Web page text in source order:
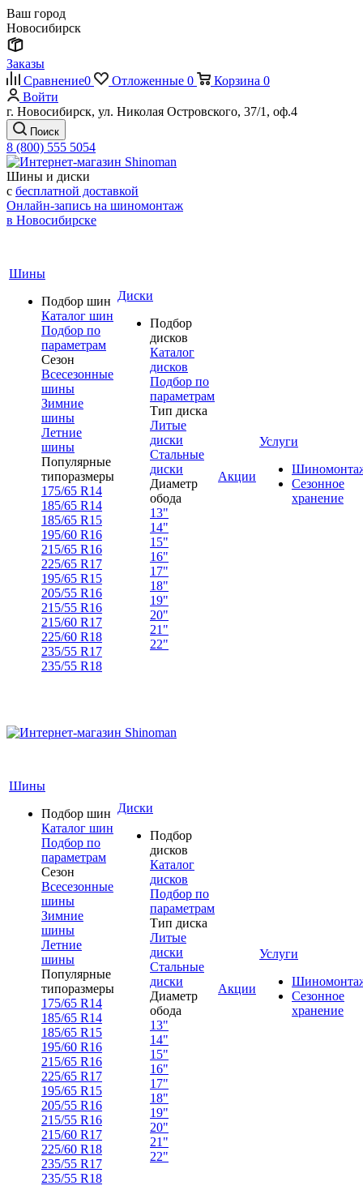
Ваш город
Новосибирск
Заказы
Сравнение0 Отложенные 0 Корзина 0
Войти
г. Новосибирск, ул. Николая Островского, 37/1, оф.4
Поиск
8 (800) 555 5054
Шины и диски
с бесплатной доставкой
Онлайн-запись на шиномонтаж
в Новосибирске
Шины
Подбор шин
Каталог шин
Подбор по
параметрам
Сезон
Всесезонные
шины
Зимние
шины
Летние
шины
Популярные
типоразмеры
175/65 R14
185/65 R14
185/65 R15
195/60 R16
215/65 R16
225/65 R17
195/65 R15
205/55 R16
215/55 R16
215/60 R17
225/60 R18
235/55 R17
235/55 R18
Диски
Подбор
дисков
Каталог
дисков
Подбор по
параметрам
Тип диска
Литые
диски
Стальные
диски
Диаметр
обода
13"
14"
15"
16"
17"
18"
19"
20"
21"
22"
Акции
Услуги
Сезонное
хранение
Шины
Подбор шин
Каталог шин
Подбор по
параметрам
Сезон
Всесезонные
шины
Зимние
шины
Летние
шины
Популярные
типоразмеры
175/65 R14
185/65 R14
185/65 R15
195/60 R16
215/65 R16
225/65 R17
195/65 R15
205/55 R16
215/55 R16
215/60 R17
225/60 R18
235/55 R17
235/55 R18
Диски
Подбор
дисков
Каталог
дисков
Подбор по
параметрам
Тип диска
Литые
диски
Стальные
диски
Диаметр
обода
13"
14"
15"
16"
17"
18"
19"
20"
21"
22"
Акции
Услуги
Сезонное
хранение